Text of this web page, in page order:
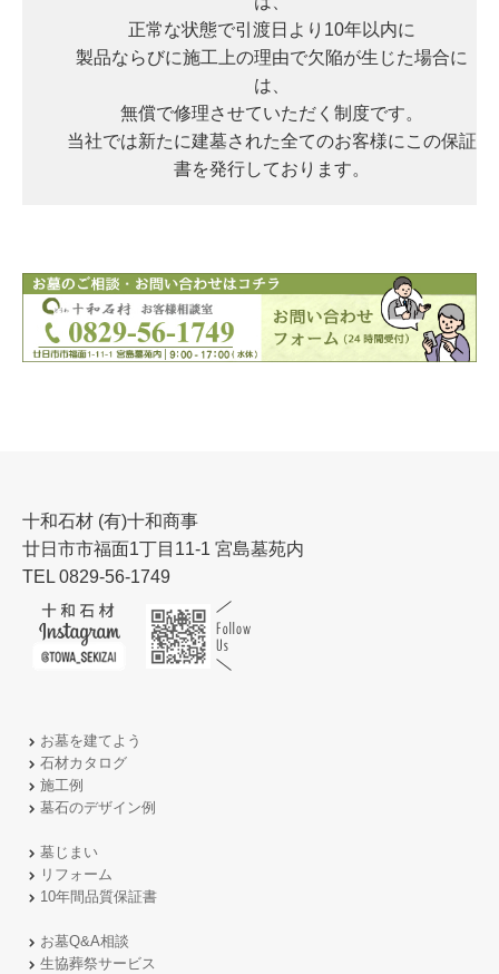
正常な状態で引渡日より10年以内に
製品ならびに施工上の理由で欠陥が生じた場合に
は、
無償で修理させていただく制度です。
当社では新たに建墓された全てのお客様にこの保証
書を発行しております。
十和石材 (有)十和商事
廿日市市福面1丁目11-1 宮島墓苑内
TEL 0829-56-1749
お墓を建てよう
石材カタログ
施工例
墓石のデザイン例
墓じまい
リフォーム
10年間品質保証書
お墓Q&A相談
生協葬祭サービス